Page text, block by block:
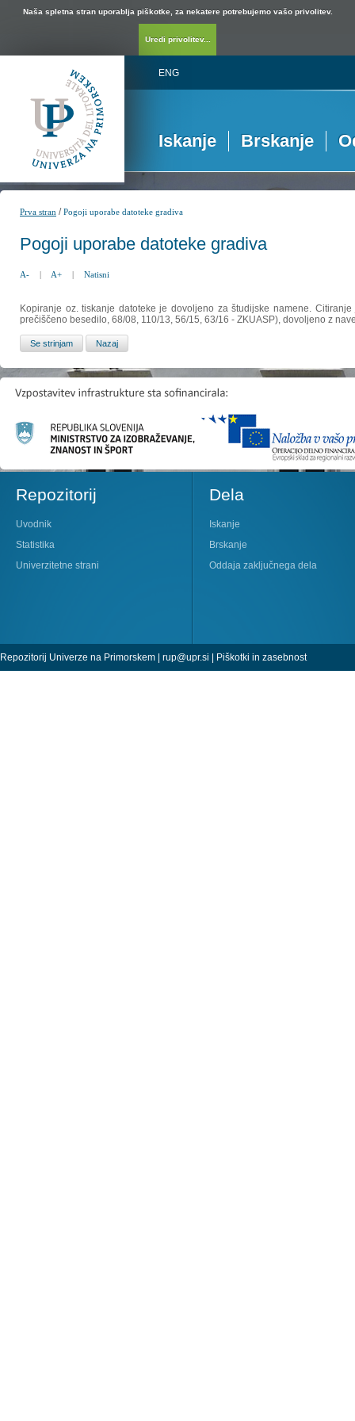
Naša spletna stran uporablja piškotke, za nekatere potrebujemo vašo privolitev.
Uredi privolitev...
ENG
Iskanje Brskanje
Prva stran /Pogoji uporabe datoteke gradiva
Pogoji uporabe datoteke gradiva
A- | A+ | Natisni
Kopiranje oz. tiskanje datoteke je dovoljeno za študijske namene.
prečiščeno besedilo, 68/08, 110/13, 56/15, 63/16 - ZKUASP), dovoljeno z
Repozitorij
Uvodnik
Statistika
Univerzitetne strani
Dela
Iskanje
Brskanje
Oddaja zaključnega dela
Repozitorij Univerze na Primorskem | rup@upr.si | Piškotki in zasebnost